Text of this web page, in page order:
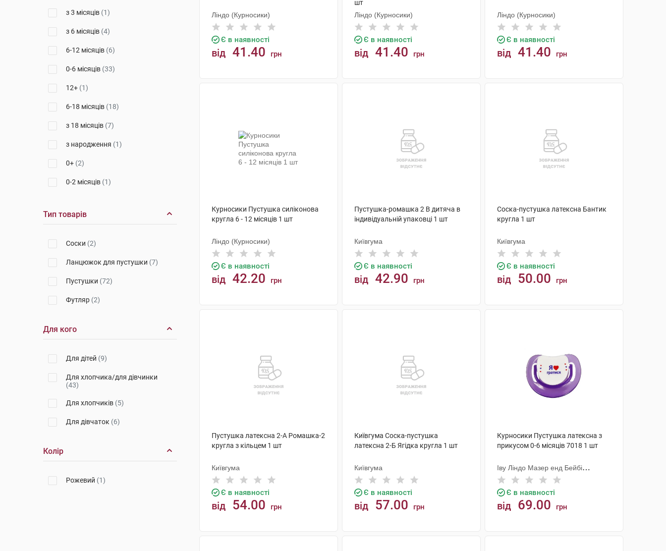
з 3 місяців (1)
з 6 місяців (4)
6-12 місяців (6)
0-6 місяців (33)
12+ (1)
6-18 місяців (18)
з 18 місяців (7)
з народження (1)
0+ (2)
0-2 місяців (1)
Тип товарів
Соски (2)
Ланцюжок для пустушки (7)
Пустушки (72)
Футляр (2)
Для кого
Для дітей (9)
Для хлопчика/для дівчинки
(43)
Для хлопчиків (5)
Для дівчаток (6)
Колір
Рожевий (1)
Ліндо (Курносики)
Є в наявності
від 41.40 грн
шт
Ліндо (Курносики)
Є в наявності
від 41.40 грн
Ліндо (Курносики)
Є в наявності
від 41.40 грн
Курносики Пустушка силіконова
кругла 6 - 12 місяців 1 шт
Ліндо (Курносики)
Є в наявності
від 42.20 грн
Пустушка-ромашка 2 В дитяча в
індивідуальній упаковці 1 шт
Київгума
Є в наявності
від 42.90 грн
Соска-пустушка латексна Бантик
кругла 1 шт
Київгума
Є в наявності
від 50.00 грн
Пустушка латексна 2-А Ромашка-2
кругла з кільцем 1 шт
Київгума
Є в наявності
від 54.00 грн
Київгума Соска-пустушка
латексна 2-Б Ягідка кругла 1 шт
Київгума
Є в наявності
від 57.00 грн
Курносики Пустушка латексна з
прикусом 0-6 місяців 7018 1 шт
Іву Ліндо Мазер енд Бейбі
Продактс
Є в наявності
від 69.00 грн